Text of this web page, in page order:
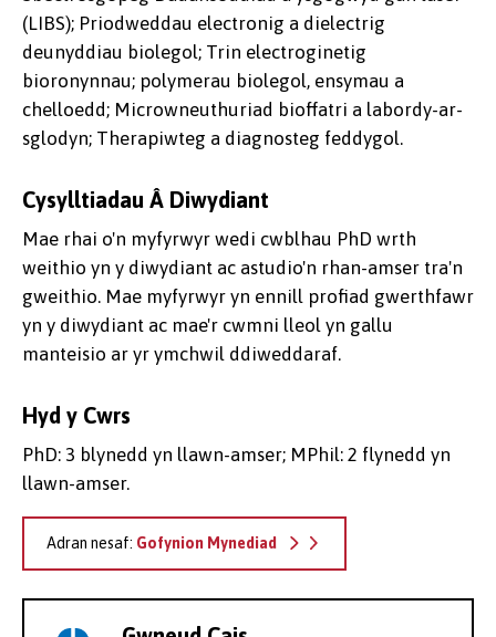
(LIBS); Priodweddau electronig a dielectrig
deunyddiau biolegol; Trin electroginetig
bioronynnau; polymerau biolegol, ensymau a
chelloedd; Microwneuthuriad bioffatri a labordy-ar-
sglodyn; Therapiwteg a diagnosteg feddygol.
Cysylltiadau Â Diwydiant
Mae rhai o'n myfyrwyr wedi cwblhau PhD wrth
weithio yn y diwydiant ac astudio'n rhan-amser tra'n
gweithio. Mae myfyrwyr yn ennill profiad gwerthfawr
yn y diwydiant ac mae'r cwmni lleol yn gallu
manteisio ar yr ymchwil ddiweddaraf.
Hyd y Cwrs
PhD: 3 blynedd yn llawn-amser; MPhil: 2 flynedd yn
llawn-amser.
Adran nesaf: Gofynion Mynediad